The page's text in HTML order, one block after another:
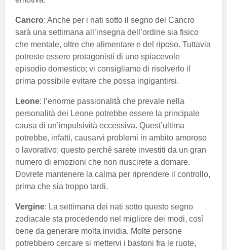
Cancro: Anche per i nati sotto il segno del Cancro
sarà una settimana all’insegna dell’ordine sia fisico
che mentale, oltre che alimentare e del riposo. Tuttavia
potreste essere protagonisti di uno spiacevole
episodio domestico; vi consigliamo di risolverlo il
prima possibile evitare che possa ingigantirsi.
Leone: l’enorme passionalità che prevale nella
personalità dei Leone potrebbe essere la principale
causa di un’impulsività eccessiva. Quest’ultima
potrebbe, infatti, causarvi problemi in ambito amoroso
o lavorativo; questo perché sarete investiti da un gran
numero di emozioni che non riuscirete a domare.
Dovrete mantenere la calma per riprendere il controllo,
prima che sia troppo tardi.
Vergine: La settimana dei nati sotto questo segno
zodiacale sta procedendo nel migliore dei modi, così
bene da generare molta invidia. Molte persone
potrebbero cercare si mettervi i bastoni fra le ruote,